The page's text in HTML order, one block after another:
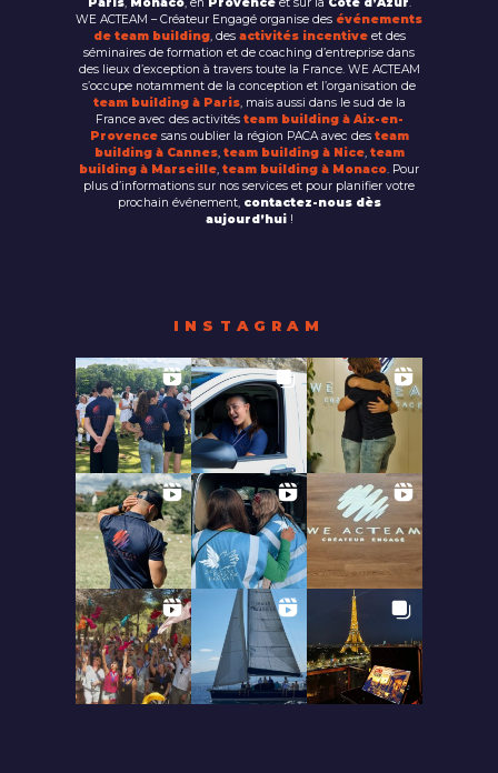
Paris, Monaco, en Provenceet sur la Côte d’Azur.
WE ACTEAM – Créateur Engagé organise des événements
de team building, des activités incentiveet des
séminaires de formation et de coaching d’entreprise dans
des lieux d’exception à travers toute la France. WE ACTEAM
s’occupe notamment de la conception et l’organisation de
team building à Paris, mais aussi dans le sud de la
France avec des activités team building à Aix-en-
Provencesans oublier la région PACA avec des team
building à Cannes, team building à Nice, team
building à Marseille, team building à Monaco. Pour
plus d’informations sur nos services et pour planifier votre
prochain événement, contactez-nous dès
aujourd’hui!
INSTAGRAM